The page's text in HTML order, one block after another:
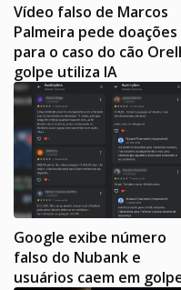
Vídeo falso de Marcos
Palmeira pede doações
para o caso do cão
golpe utiliza IA
Google exibe número
falso do Nubank e
usuários caem em